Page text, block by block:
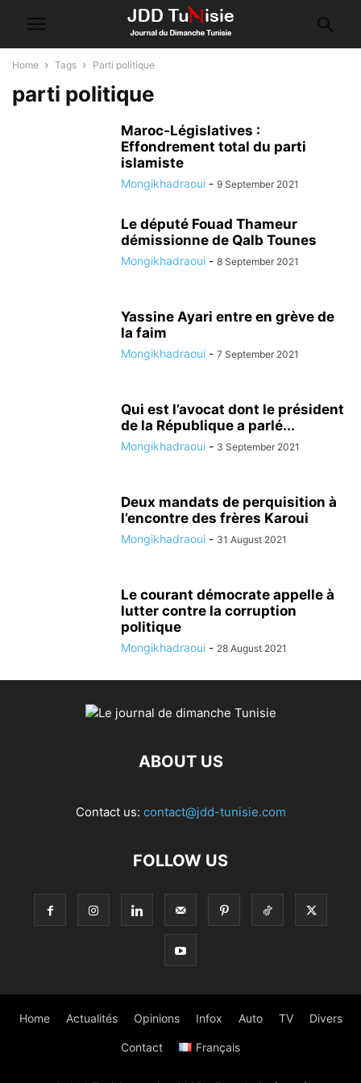
Home Tags Parti politique
parti politique
Maroc-Législatives :
Effondrement total du parti
islamiste
Mongikhadraoui - 9 September 2021
Le député Fouad Thameur
démissionne de Qalb Tounes
Mongikhadraoui - 8 September 2021
Yassine Ayari entre en grève de
la faim
Mongikhadraoui - 7 September 2021
Qui est l’avocat dont le président
de la République a parlé...
Mongikhadraoui - 3 September 2021
Deux mandats de perquisition à
l’encontre des frères Karoui
Mongikhadraoui - 31 August 2021
Le courant démocrate appelle à
lutter contre la corruption
politique
Mongikhadraoui - 28 August 2021
ABOUT US
Contact us: contact@jdd-tunisie.com
FOLLOW US
Home Actualités Opinions Infox Auto TV Divers
Contact Français